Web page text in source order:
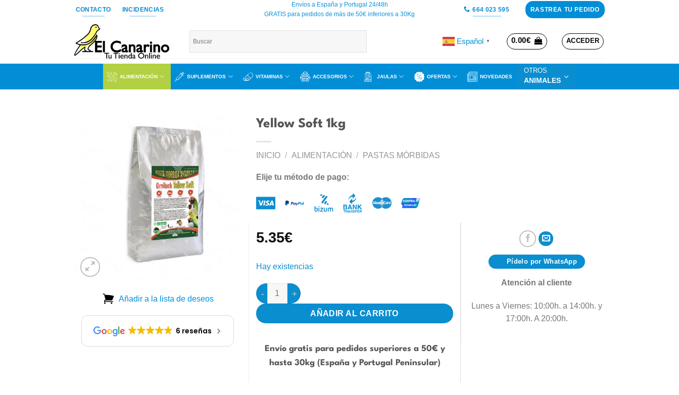
CONTACTO INCIDENCIAS
Envíos a España y Portugal 24/48h
GRATIS para pedidos de más de 50€ inferiores a 30Kg
664 023 595 RASTREA TU PEDIDO
Español ▼ 0.00€ ACCEDER
ALIMENTACIÓN SUPLEMENTOS VITAMINAS ACCESORIOS JAULAS OFERTAS NOVEDADES
OTROS
ANIMALES
Añadir a la lista de deseos
6 reseñas
Yellow Soft 1kg
INICIO / ALIMENTACIÓN / PASTAS MÓRBIDAS
Elije tu método de pago:
5.35€
Hay existencias
Yellow Soft 1kg cantidad
AÑADIR AL CARRITO
Envío gratis para pedidos superiores a 50€ y
hasta 30kg (España y Portugal Peninsular)
Pídelo por WhatsApp
Atención al cliente
Lunes a Viernes: 10:00h. a 14:00h. y
17:00h. A 20:00h.